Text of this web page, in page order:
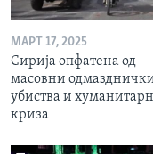
МАРТ 17, 2025
Сирија опфатена од
масовни
убиства и
криза